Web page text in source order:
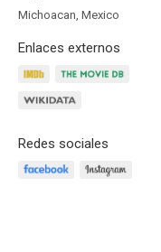
Michoacan, Mexico
Enlaces externos
Redes sociales